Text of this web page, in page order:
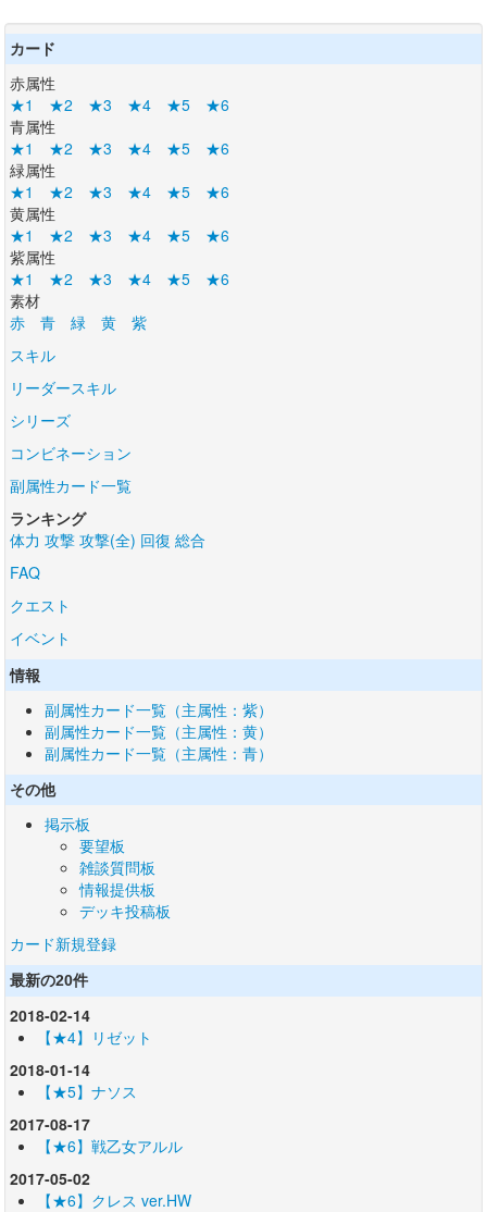
カード
赤属性
★1
★2 ★3 ★4 ★5
★6
青属性
★1
★2 ★3 ★4 ★5
★6
緑属性
★1
★2 ★3 ★4 ★5
★6
黄属性
★1
★2 ★3 ★4 ★5
★6
紫属性
★1
★2 ★3 ★4 ★5
★6
素材
赤
青 緑 黄
紫
スキル
リーダースキル
シリーズ
コンビネーション
副属性カード一覧
ランキング
体力 攻撃 攻撃(全) 回復 総合
FAQ
クエスト
イベント
情報
副属性カード一覧（主属性：紫）
副属性カード一覧（主属性：黄）
副属性カード一覧（主属性：青）
その他
掲示板
要望板
雑談質問板
情報提供板
デッキ投稿板
カード新規登録
最新の20件
2018-02-14
【★4】リゼット
2018-01-14
【★5】ナソス
2017-08-17
【★6】戦乙女アルル
2017-05-02
【★6】クレス ver.HW